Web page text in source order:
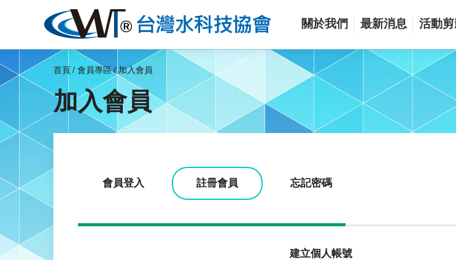
關於我們 最新消息 活動
首頁 會員專區 加入會員
加入會員
會員登入 註冊會員 忘記密碼
建立個人帳號